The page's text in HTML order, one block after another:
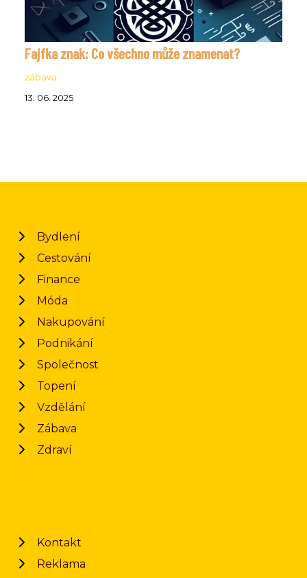
Fajfka znak: Co všechno může znamenat?
zábava
13. 06. 2025
Bydlení
Cestování
Finance
Móda
Nakupování
Podnikání
Společnost
Topení
Vzdělání
Zábava
Zdraví
Kontakt
Reklama